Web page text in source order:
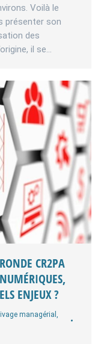
Voilà le
présenter son
des
il se…
CR2PA
ENJEUX ?
managérial ,